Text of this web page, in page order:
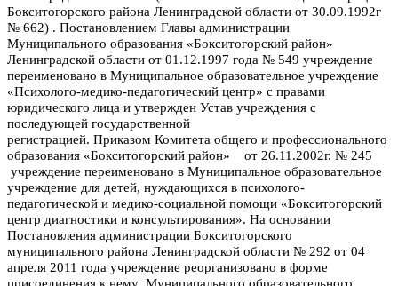
Бокситогорского района Ленинградской области от 30.09.1992г
№ 662) . Постановлением Главы администрации
Муниципального образования «Бокситогорский район»
Ленинградской области от 01.12.1997 года № 549 учреждение
переименовано в Муниципальное образовательное учреждение
«Психолого-медико-педагогический центр» с правами
юридического лица и утвержден Устав учреждения с
последующей государственной
регистрацией. Приказом Комитета общего и профессионального
образования «Бокситогорский район» от 26.11.2002г. № 245
учреждение переименовано в Муниципальное образовательное
учреждение для детей, нуждающихся в психолого-
педагогической и медико-социальной помощи «Бокситогорский
центр диагностики и консультирования». На основании
Постановления администрации Бокситогорского
муниципального района Ленинградской области № 292 от 04
апреля 2011 года учреждение реорганизовано в форме
присоединения к нему Муниципального образовательного